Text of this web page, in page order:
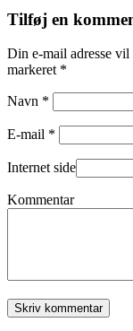
Tilføj en
Din e-mail adresse
markeret *
Navn *
E-mail *
Internet side
Kommentar